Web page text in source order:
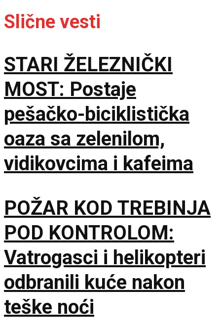
Slične vesti
STARI ŽELEZNIČKI
MOST: Postaje
pešačko-biciklistička
oaza sa zelenilom,
vidikovcima i kafeima
POŽAR KOD TREBINJA
POD KONTROLOM:
Vatrogasci i helikopteri
odbranili kuće nakon
teške noći